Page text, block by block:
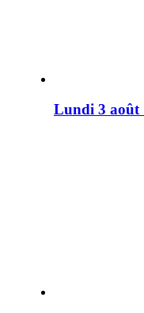
Lundi 3 août